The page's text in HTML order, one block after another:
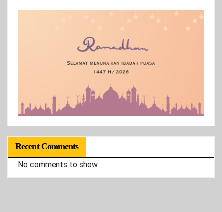
Recent Comments
No comments to show.